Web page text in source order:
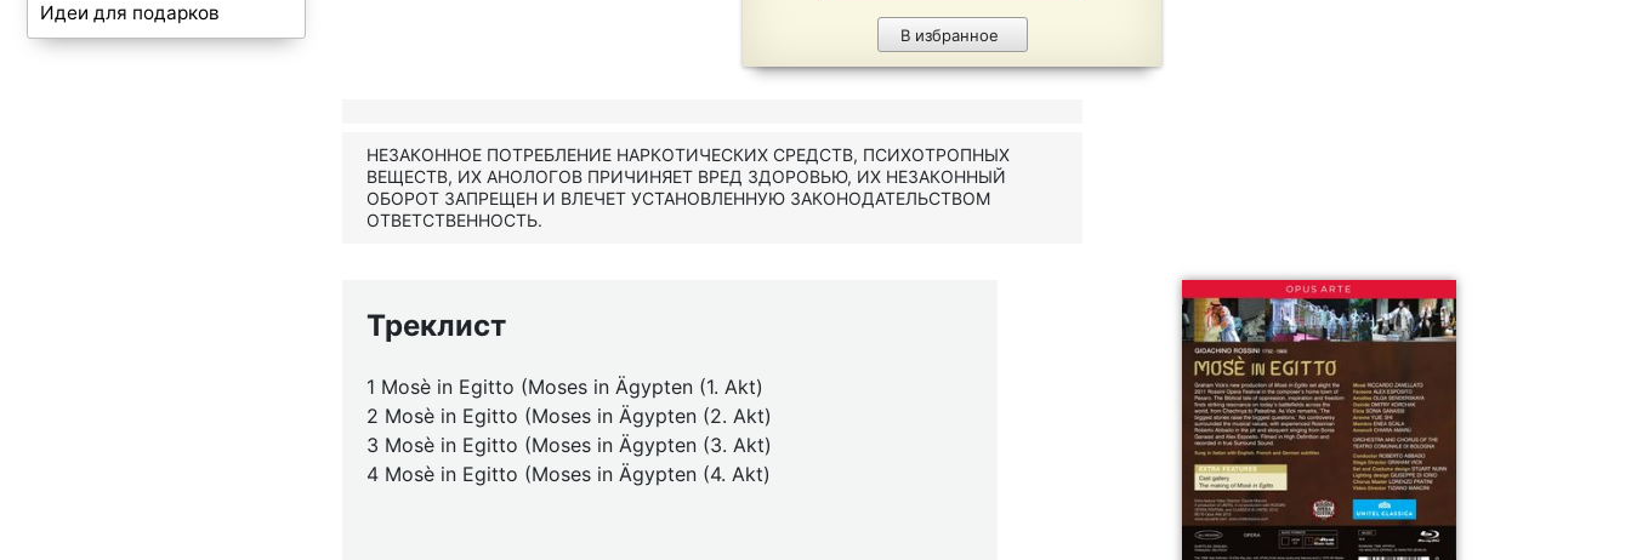
Идеи для подарков
В избранное
НЕЗАКОННОЕ ПОТРЕБЛЕНИЕ НАРКОТИЧЕСКИХ СРЕДСТВ, ПСИХОТРОПНЫХ
ВЕЩЕСТВ, ИХ АНОЛОГОВ ПРИЧИНЯЕТ ВРЕД ЗДОРОВЬЮ, ИХ НЕЗАКОННЫЙ
ОБОРОТ ЗАПРЕЩЕН И ВЛЕЧЕТ УСТАНОВЛЕННУЮ ЗАКОНОДАТЕЛЬСТВОМ
ОТВЕТСТВЕННОСТЬ.
Треклист
1 Mosè in Egitto (Moses in Ägypten (1. Akt)
2 Mosè in Egitto (Moses in Ägypten (2. Akt)
3 Mosè in Egitto (Moses in Ägypten (3. Akt)
4 Mosè in Egitto (Moses in Ägypten (4. Akt)